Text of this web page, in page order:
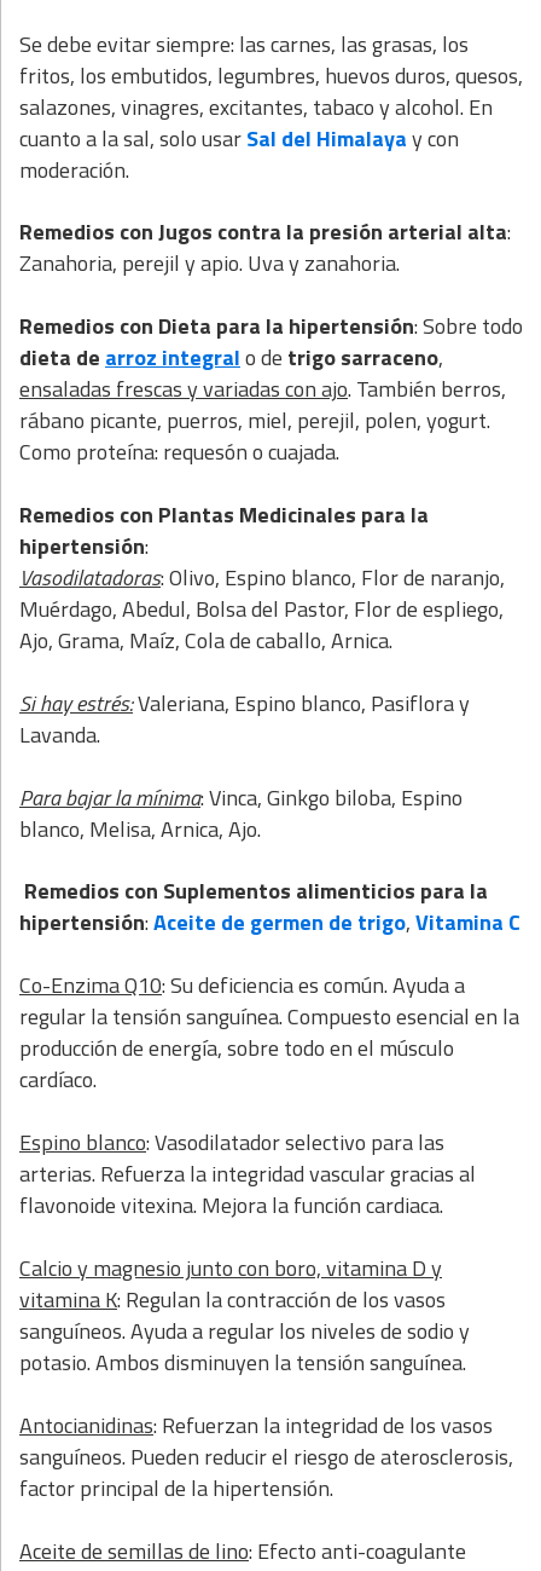
Se debe evitar siempre: las carnes, las grasas, los
fritos, los embutidos, legumbres, huevos duros, quesos,
salazones, vinagres, excitantes, tabaco y alcohol. En
cuanto a la sal, solo usarSal del Himalayay con
moderación.
Remedios con Jugos contra la presión arterial alta:
Zanahoria, perejil y apio. Uva y zanahoria.
Remedios con Dieta para la hipertensión: Sobre todo
dieta de arroz integralo de trigo sarraceno,
ensaladas frescas y variadas con ajo. También berros,
rábano picante, puerros, miel, perejil, polen, yogurt.
Como proteína: requesón o cuajada.
Remedios con Plantas Medicinales para la
hipertensión:
Vasodilatadoras: Olivo, Espino blanco, Flor de naranjo,
Muérdago, Abedul, Bolsa del Pastor, Flor de espliego,
Ajo, Grama, Maíz, Cola de caballo, Arnica.
Si hay estrés:Valeriana, Espino blanco, Pasiflora y
Lavanda.
Para bajar la mínima: Vinca, Ginkgo biloba, Espino
blanco, Melisa, Arnica, Ajo.
Remedios con Suplementos alimenticios para la
hipertensión:Aceite de germen de trigo,Vitamina C
Co-Enzima Q10: Su deficiencia es común. Ayuda a
regular la tensión sanguínea. Compuesto esencial en la
producción de energía, sobre todo en el músculo
cardíaco.
Espino blanco: Vasodilatador selectivo para las
arterias. Refuerza la integridad vascular gracias al
flavonoide vitexina. Mejora la función cardiaca.
Calcio y magnesio junto con boro, vitamina D y
vitamina K: Regulan la contracción de los vasos
sanguíneos. Ayuda a regular los niveles de sodio y
potasio. Ambos disminuyen la tensión sanguínea.
Antocianidinas: Refuerzan la integridad de los vasos
sanguíneos. Pueden reducir el riesgo de aterosclerosis,
factor principal de la hipertensión.
Aceite de semillas de lino: Efecto anti-coagulante